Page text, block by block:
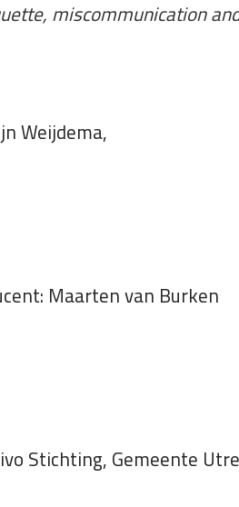
miscommunication
Weijdema,
Maarten van Burken
Stichting, Gemeente